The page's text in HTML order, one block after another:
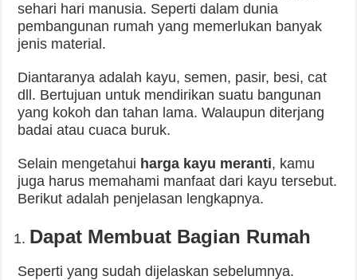
sehari hari manusia. Seperti dalam dunia
pembangunan rumah yang memerlukan banyak
jenis material.
Diantaranya adalah kayu, semen, pasir, besi, cat
dll. Bertujuan untuk mendirikan suatu bangunan
yang kokoh dan tahan lama. Walaupun diterjang
badai atau cuaca buruk.
Selain mengetahui harga kayu meranti, kamu
juga harus memahami manfaat dari kayu tersebut.
Berikut adalah penjelasan lengkapnya.
Dapat Membuat Bagian Rumah
Seperti yang sudah dijelaskan sebelumnya.